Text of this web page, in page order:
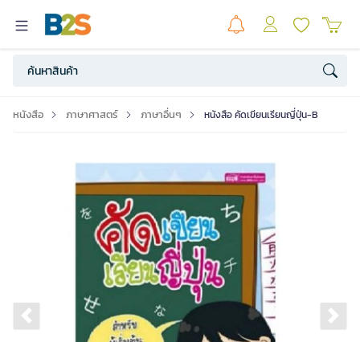
หนังสือ ภาษาศาสตร์ ภาษาอื่นๆ หนังสือ คัดเขียนเรียนญี่ปุ่น-B
Previous slide